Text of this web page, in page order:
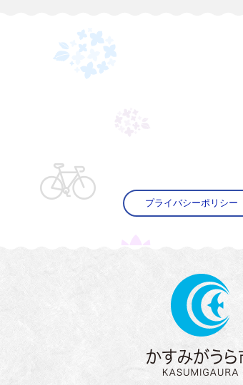
プライバシーポリシー